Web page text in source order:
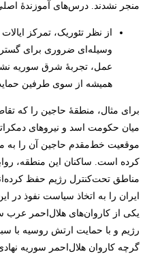
منجر نشدند. درس‌های آموزندۀ
از نظر تئوریک، تمرکز
وسیله‌ای ضروری برای
عمل، تجربۀ شرق سوریه
همیشه از سوی طرفین
برای مثال، منطقۀ حاجین را که
میان حکومت اسد و نیروهای
موقعیت خط‌مقدم حاجین آن را به
کرده است. ساکنان این منطقه،
مناطق تحت‌کنترل رژیم حفظ
رژیم و با حمایت ارتش روسیه با
گرچه کاروان هلال‌احمر سوریه